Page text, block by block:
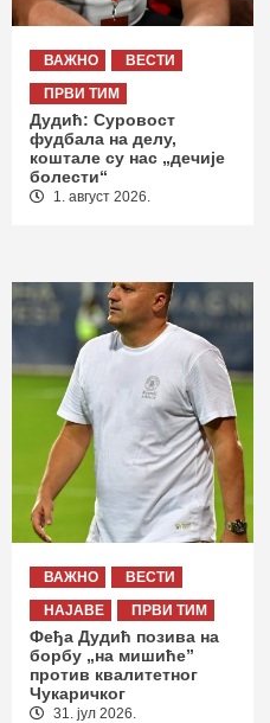
ВАЖНО
ВЕСТИ
ПРВИ ТИМ
Дудић: Суровост
фудбала на делу,
коштале су нас „дечије
болести“
1. август 2026.
ВАЖНО
ВЕСТИ
НАЈАВЕ
ПРВИ ТИМ
Феђа Дудић позива на
борбу „на мишиће”
против квалитетног
Чукаричког
31. јул 2026.